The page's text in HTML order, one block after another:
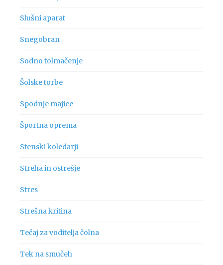
Slušni aparat
Snegobran
Sodno tolmačenje
Šolske torbe
Spodnje majice
Športna oprema
Stenski koledarji
Streha in ostrešje
Stres
Strešna kritina
Tečaj za voditelja čolna
Tek na smučeh